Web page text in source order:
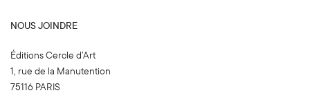
NOUS JOINDRE
Éditions Cercle d’Art
1, rue de la Manutention
75116 PARIS